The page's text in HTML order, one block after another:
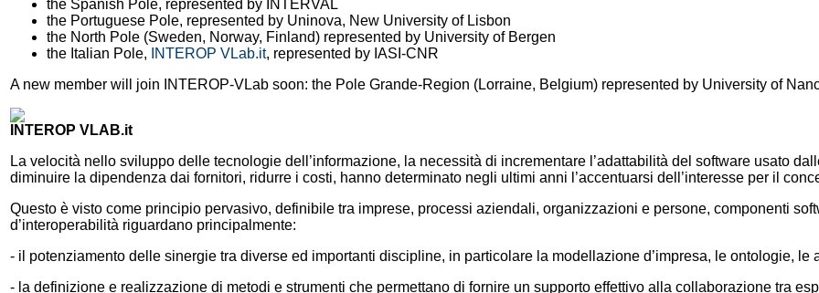
the Spanish Pole, represented by INTERVAL
the Portuguese Pole, represented by Uninova, New University of Lisbon
the North Pole (Sweden, Norway, Finland) represented by University of Bergen
the Italian Pole,
INTEROP VLab.it, represented by IASI-CNR
A new member will join INTEROP-VLab soon: the Pole Grande-Region (Lorraine, Belgium) represented by University of
INTEROP VLAB.it
La velocità nello sviluppo delle tecnologie dell’informazione, la necessità di incrementare l’adattabilità del software usato
diminuire la dipendenza dai fornitori, ridurre i costi, hanno determinato negli ultimi anni l’accentuarsi dell’interesse per il
Questo è visto come principio pervasivo, definibile tra imprese, processi aziendali, organizzazioni e persone, componenti
d’interoperabilità riguardano principalmente:
- il potenziamento delle sinergie tra diverse ed importanti discipline, in particolare la modellazione d’impresa, le ontologie, le
- la definizione e realizzazione di metodi e strumenti che permettano di fornire un supporto effettivo alla collaborazione tra